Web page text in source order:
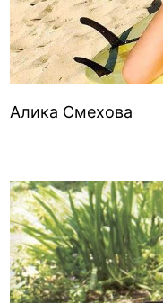
Алика Смехова